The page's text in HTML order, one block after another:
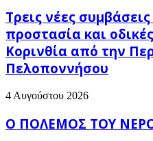
Τρεις νέες
προστασία και
Κορινθία από την
Πελοποννήσου
4 Αυγούστου 2026
Ο ΠΟΛΕΜΟΣ ΤΟΥ